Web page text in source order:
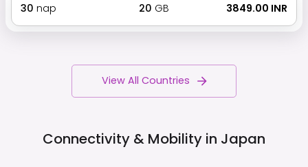
30 nap 20 GB ₹ 3849.00 INR
View All Countries
Connectivity & Mobility in Japan